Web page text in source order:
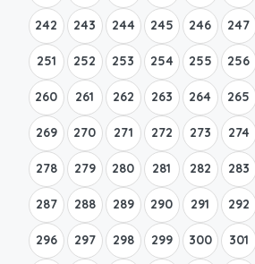
242 243 244 245 246 247
251 252 253 254 255 256
260 261 262 263 264 265
269 270 271 272 273 274
278 279 280 281 282 283
287 288 289 290 291 292
296 297 298 299 300 301